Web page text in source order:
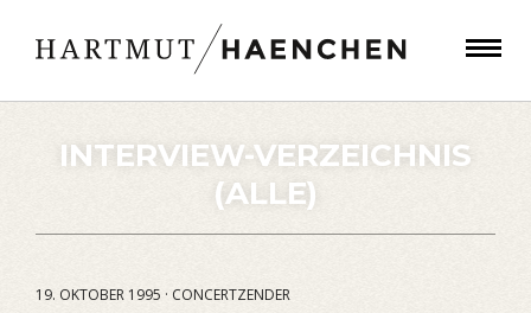
INTERVIEW-VERZEICHNIS
(ALLE)
19. OKTOBER 1995 · CONCERTZENDER